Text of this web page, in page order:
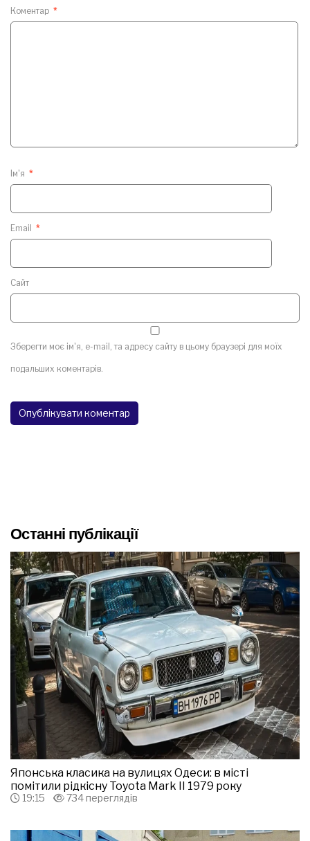
Коментар *
Ім'я *
Email *
Сайт
Зберегти моє ім'я, e-mail, та адресу сайту в цьому браузері для моїх
подальших коментарів.
Останні публікації
Японська класика на вулицях Одеси: в місті
помітили рідкісну Toyota Mark II 1979 року
19:15 734 переглядів